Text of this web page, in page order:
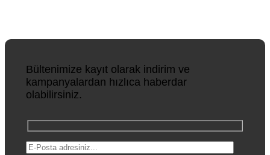
Bültenimize kayıt olarak indirim ve
kampanyalardan hızlıca haberdar
olabilirsiniz.